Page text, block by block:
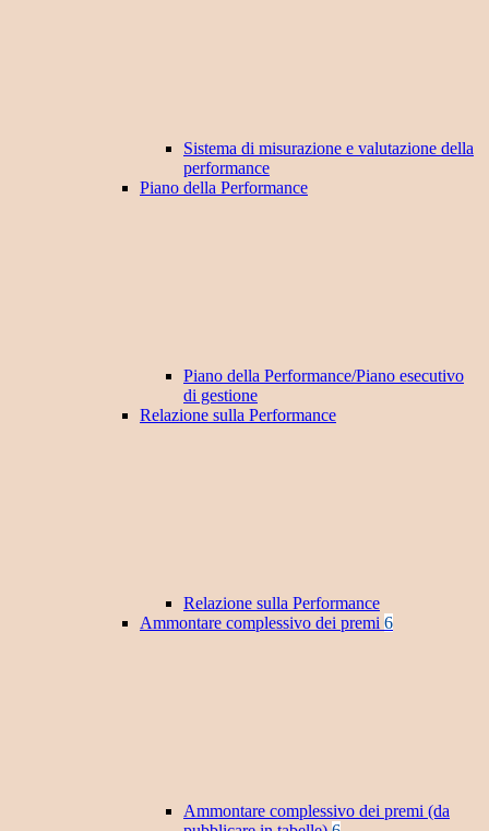
Sistema di misurazione e valutazione della
performance
Piano della Performance
Piano della Performance/Piano esecutivo
di gestione
Relazione sulla Performance
Relazione sulla Performance
Ammontare complessivo dei premi 6
Ammontare complessivo dei premi (da